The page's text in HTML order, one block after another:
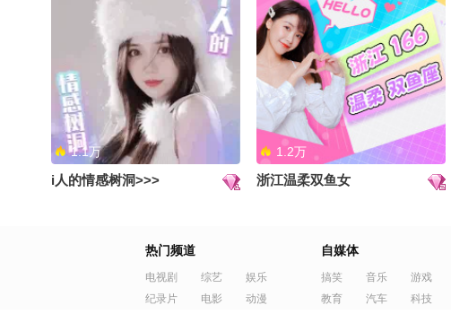
1.1万
i人的情感树洞>>>
1.2万
浙江温柔双鱼女
热门频道
电视剧
纪录片
综艺
电影
娱乐
动漫
自媒体
搞笑
教育
音乐
汽车
游戏
科技